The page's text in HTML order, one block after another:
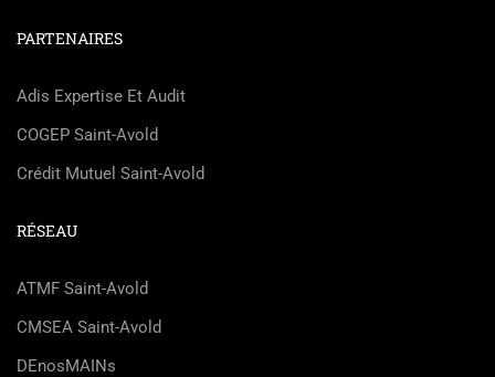
PARTENAIRES
Adis Expertise Et Audit
COGEP Saint-Avold
Crédit Mutuel Saint-Avold
RÉSEAU
ATMF Saint-Avold
CMSEA Saint-Avold
DEnosMAINs